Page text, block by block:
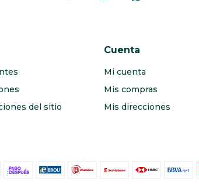
del sitio
Cuenta
Mi cuenta
Mis compras
Mis direcciones